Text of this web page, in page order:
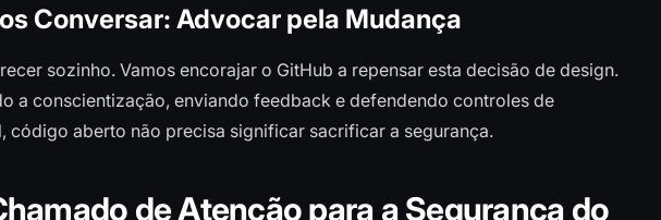
Conversar: Advocar pela Mudança
sozinho. Vamos encorajar o GitHub a repensar esta decisão de design.
a conscientização, enviando feedback e defendendo controles de
código aberto não precisa significar sacrificar a segurança.
de Atenção para a Segurança do